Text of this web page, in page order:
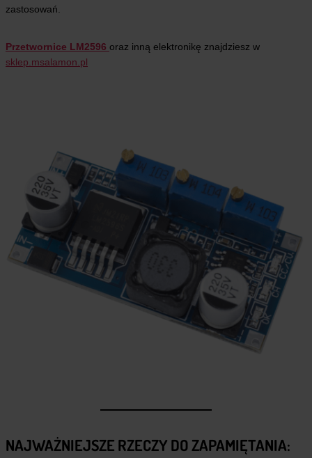
zastosowań.
Przetwornice LM2596 oraz inną elektronikę znajdziesz w
sklep.msalamon.pl
NAJWAŻNIEJSZE RZECZY DO ZAPAMIĘTANIA: